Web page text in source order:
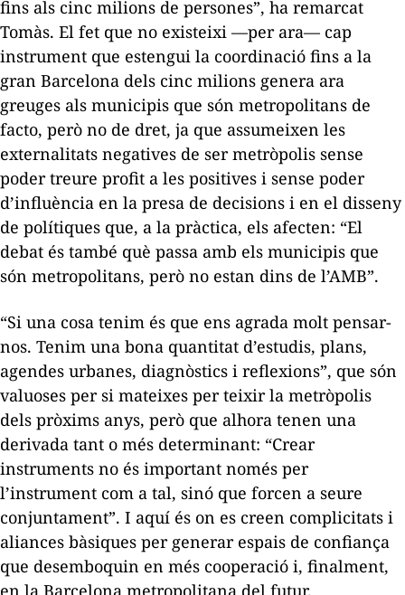
fins als cinc milions de persones”, ha remarcat
Tomàs. El fet que no existeixi —per ara— cap
instrument que estengui la coordinació fins a la
gran Barcelona dels cinc milions genera ara
greuges als municipis que són metropolitans de
facto, però no de dret, ja que assumeixen les
externalitats negatives de ser metròpolis sense
poder treure profit a les positives i sense poder
d’influència en la presa de decisions i en el disseny
de polítiques que, a la pràctica, els afecten: “El
debat és també què passa amb els municipis que
són metropolitans, però no estan dins de l’AMB”.
“Si una cosa tenim és que ens agrada molt pensar-
nos. Tenim una bona quantitat d’estudis, plans,
agendes urbanes, diagnòstics i reflexions”, que són
valuoses per si mateixes per teixir la metròpolis
dels pròxims anys, però que alhora tenen una
derivada tant o més determinant: “Crear
instruments no és important només per
l’instrument com a tal, sinó que forcen a seure
conjuntament”. I aquí és on es creen complicitats i
aliances bàsiques per generar espais de confiança
que desemboquin en més cooperació i, finalment,